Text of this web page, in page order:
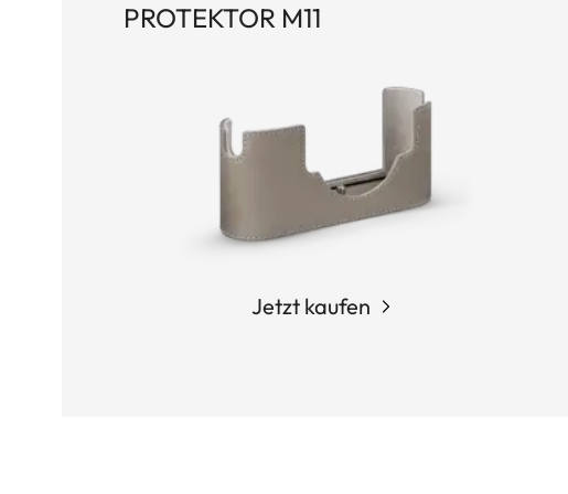
PROTEKTOR M11
Jetzt kaufen